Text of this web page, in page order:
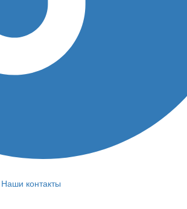
Наши контакты